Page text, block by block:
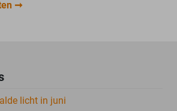
licht in juni